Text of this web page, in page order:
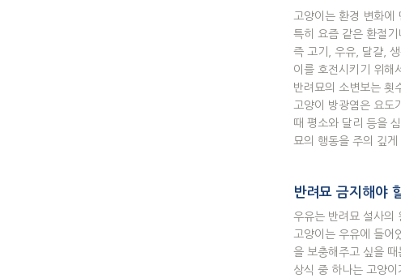
고양이는 환경 변화에
특히 요즘 같은 환절
즉 고기, 우유, 달걀,
이를 호전시키기 위해
반려묘의 소변보는 횟
고양이 방광염은 요도
때 평소와 달리 등을
묘의 행동을 주의 깊게
반려묘 금지해야
우유는 반려묘 설사의
고양이는 우유에 들어
을 보충해주고 싶을
상식 중 하나는 고양